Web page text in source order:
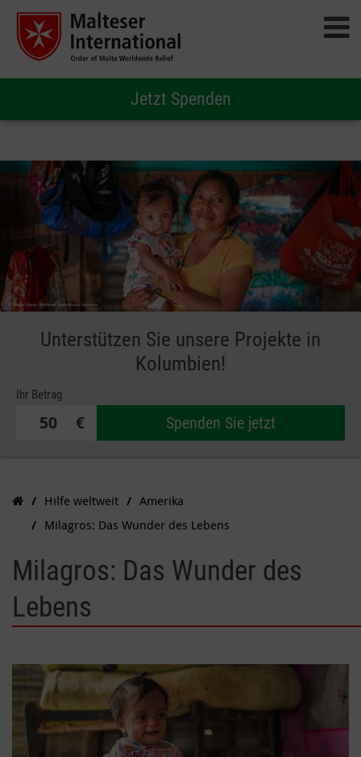
Jetzt Spenden
Unterstützen Sie unsere Projekte in
Kolumbien!
Ihr Betrag
€ Spenden Sie jetzt
Hilfe weltweit
Amerika
Milagros: Das Wunder des Lebens
Milagros: Das Wunder des
Lebens